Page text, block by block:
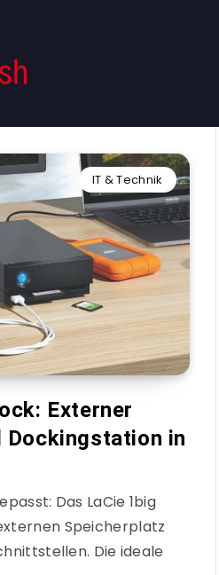
IT & Technik
Externer
Dockingstation in
Das LaCie 1big
Speicherplatz
Die ideale